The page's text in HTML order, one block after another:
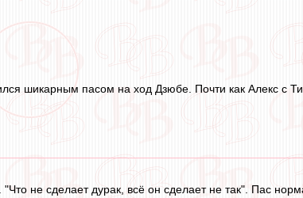
шикарным пасом на ход Дзюбе. Почти как Алекс с
не сделает дурак, всё он сделает не так". Пас